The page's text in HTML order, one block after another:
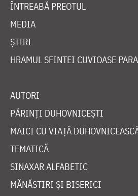
ÎNTREABĂ PREOTUL
MEDIA
ȘTIRI
HRAMUL SFINTEI CUVIOASE
AUTORI
PĂRINȚI DUHOVNICEȘTI
MAICI CU VIAȚĂ
TEMATICĂ
SINAXAR ALFABETIC
MĂNĂSTIRI ȘI BISERICI